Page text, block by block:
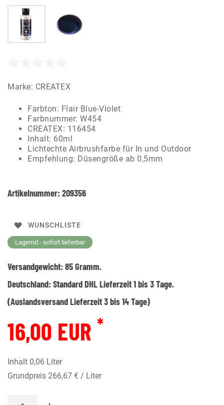
Marke: CREATEX
Farbton: Flair Blue-Violet
Farbnummer: W454
CREATEX: 116454
Inhalt: 60ml
Lichtechte Airbrushfarbe für In und Outdoor
Empfehlung: Düsengröße ab 0,5mm
Artikelnummer: 209356
WUNSCHLISTE
Lagernd - sofort lieferbar
Versandgewicht: 85Gramm.
Deutschland: Standard DHL Lieferzeit 1 bis 3 Tage.
(Auslandsversand Lieferzeit 3 bis 14 Tage)
16,00 EUR *
Inhalt 0,06 Liter
Grundpreis 266,67 € / Liter